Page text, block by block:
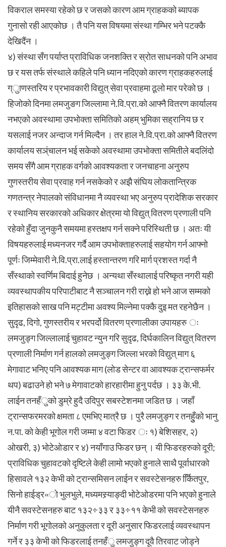
विकराल समस्या रहेको छ र जसको कारण आम ग्राहकको ब्यापक
गुनासो रही आएकोछ । तै पनि यस विषयमा संस्था गम्भिर भने पटक्कै
देखिदैंन ।
४) संस्था सँग पर्याप्त प्राविधिक जनशक्ति र स्रोत साधनको पनि अभाव
छ र यस तर्फ संस्थाले कहिले पनि ध्यान नदिएको कारण ग्राहकहरुलाई
ग्ुाणस्तरिय र प्रभावकारी विद्युत् सेवा प्रवाहमा ठूलो मार परेको छ ।
हिजोको दिनमा लमजुङग जिल्लामा ने.वि.प्रा.को आफ्नै वितरण कार्यालय
नभएको अवस्थामा उपभोक्ता समितिको अहम् भुमिका सह्रानिय छ र
यसलाई नजर अन्दाज गर्न मिल्दैन । तर हाल ने.वि.प्रा.को आफ्नै वितरण
कार्यालय सञ्ंचालन भई सकेको अवस्थामा उपभोक्ता समितीले बदलिंदो
समय सँगै आम ग्राहक वर्गको आवश्यकता र जनचाहना अनुरुप
गुणस्तरीय सेवा प्रवाह गर्न नसकेको र अझै संघिय लोकतान्त्रिक
गणतन्त्र नेपालको संविधानमा नै व्यवस्था भए अनुरुप प्रादेशिक सरकार
र स्थानिय सरकारको अधिकार क्षेत्रमा यो विद्युत् वितरण प्रणाली पनि
रहेको हुँदा जुनकुनै समयमा हस्तक्षप गर्न सक्ने परिस्थिती छ । अतः यी
विषयहरुलाई मध्यनजर गर्दै आम उपभोक्ताहरुलाई सहयोग गर्न आफ्नो
पूर्णः जिम्मेवारी ने.वि.प्रा.लाई हस्तान्तरण गरि मार्ग प्रशस्त गर्दा नै
सँस्थाको स्वर्णिम बिदाई हुनेछ । अन्यथा सँस्थालाई परिष्कृत नगरी यही
व्यवस्थापकीय परिपाटीबाट नै सञ्चालन गरी राख्ने हो भने आज सम्मको
इतिहासको साख पनि मट्टीमा अवश्य मिल्नेमा पक्कै दुइ मत रहनेछैन ।
सु्दृढ, दिगो, गुणस्तरीय र भरपर्दो वितरण प्रणालीका उपायहरु ः
लमजुङ्ग जिल्लालाई चुहावट न्युन गरि सुदृढ, दिर्घकालिन विद्युत् वितरण
प्रणाली निर्माण गर्न हालको लमजुङ्ग जिल्ला भरको विद्युत् माग ६
मेगावाट भनिए पनि आवश्यक माग (लोड सेन्टर वा आवश्यक ट्रान्सफर्मर
थप) बढाउने हो भने ७ मेगावाटको हारहारीमा हुनु पर्दछ । ३३ के.भी.
लाईन तनहँुको डुम्रे हुदै उदिपुर सबस्टेशनमा जडित छ । जहाँ
ट्रान्सफरमरको क्षमता ८ एमभिए मात्रै छ । पुरै लमजुङ्ग र तनहुुँको भानु
न.पा. को केही भूगोल गरी जम्मा ४ वटा फिडर ः १) बेशिसहर, २)
ओखरी, ३) भोटेओडार र ४) नयाँगाउ फिडर छन् । यी फिडरहरुको दूरी;
प्राविधिक चुहावटको दृष्टिले केही लामो भएको हुनाले साथै पूर्वाधारको
हिसावले १३२ केभी को ट्रान्समिसन लाईन र सवस्टेसनहरु र्किितपुर,
सिनो हाईड्र«ो भुलभुले, मध्यमस्र्याङ्दी भोटेओडरमा पनि भएको हुनाले
यीनै सवस्टेसनहरु बाट १३२÷३३ र ३३÷११ केभी को सवस्टेसनहरु
निर्माण गरी भूगोलको अनुकुलता र दूरी अनुसार फिडरलाई व्यवस्थापन
गर्ने र ३३ केभी को फिडरलाई तनहँु लमजुङ्ग दूवै तिरवाट जोड्ने